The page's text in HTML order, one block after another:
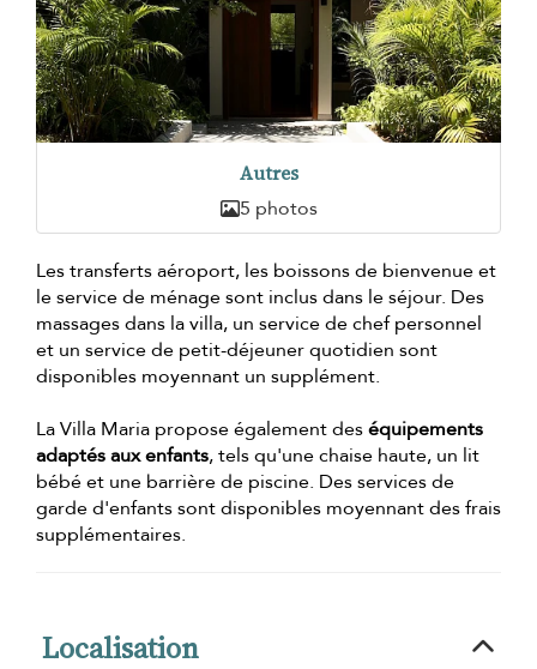
Autres
5 photos
Les transferts aéroport, les boissons de bienvenue et
le service de ménage sont inclus dans le séjour. Des
massages dans la villa, un service de chef personnel
et un service de petit-déjeuner quotidien sont
disponibles moyennant un supplément.
La Villa Maria propose également deséquipements
adaptés aux enfants, tels qu'une chaise haute, un lit
bébé et une barrière de piscine. Des services de
garde d'enfants sont disponibles moyennant des frais
supplémentaires.
Localisation